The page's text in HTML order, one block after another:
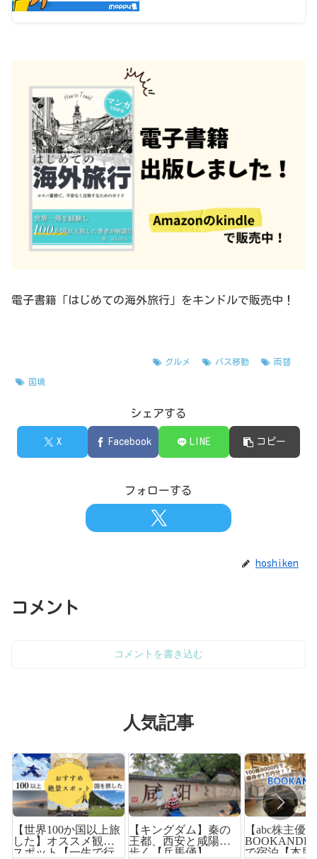
電子書籍「はじめての海外旅行」をキンドルで販売中！
グルメ バス移動 両替
国境
シェアする
X Facebook LINE コピー
フォローする
hoshiken
コメント
コメントを書き込む
人気記事
【世界100か国以上旅
した】オススメ観光
スポット【一生で行
【キングダム】秦の
王都、西安と咸陽を
歩く【兵馬俑】
【abc株主優
で宿泊【本屋